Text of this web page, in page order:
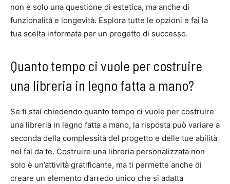
non è solo una questione di estetica, ma anche di
funzionalità e longevità. Esplora tutte le opzioni e fai la
tua scelta informata per un progetto di successo.
Quanto tempo ci vuole per costruire
una libreria in legno fatta a mano?
Se ti stai chiedendo quanto tempo ci vuole per costruire
una libreria in legno fatta a mano, la risposta può variare a
seconda della complessità del progetto e delle tue abilità
nel fai da te. Costruire una libreria personalizzata non
solo è un’attività gratificante, ma ti permette anche di
creare un elemento d’arredo unico che si adatta